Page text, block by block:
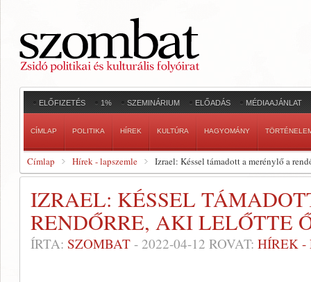
ELŐFIZETÉS 1% SZEMINÁRIUM ELŐADÁS MÉDIAAJÁNLAT
CÍMLAP POLITIKA HÍREK KULTÚRA HAGYOMÁNY
Címlap Hírek - lapszemle Izrael: Késsel támadott a merénylő a
IZRAEL: KÉSSEL
RENDŐRRE, AKI LELŐTTE
ÍRTA: SZOMBAT - 2022-04-12 ROVAT: HÍREK -